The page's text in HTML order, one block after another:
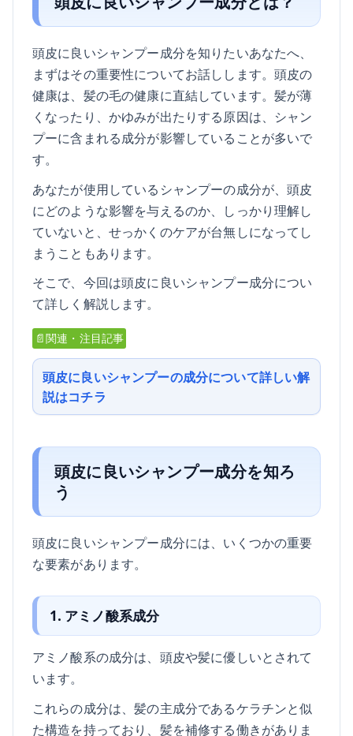
頭皮に良いシャンプー成分を知りたいあなたへ、
まずはその重要性についてお話しします。頭皮の
健康は、髪の毛の健康に直結しています。髪が薄
くなったり、かゆみが出たりする原因は、シャン
プーに含まれる成分が影響していることが多いで
す。
あなたが使用しているシャンプーの成分が、頭皮
にどのような影響を与えるのか、しっかり理解し
ていないと、せっかくのケアが台無しになってし
まうこともあります。
そこで、今回は頭皮に良いシャンプー成分につい
て詳しく解説します。
📄関連・注目記事
頭皮に良いシャンプーの成分について詳しい解
説はコチラ
頭皮に良いシャンプー成分を知ろ
う
頭皮に良いシャンプー成分には、いくつかの重要
な要素があります。
1. アミノ酸系成分
アミノ酸系の成分は、頭皮や髪に優しいとされて
います。
これらの成分は、髪の主成分であるケラチンと似
た構造を持っており、髪を補修する働きがありま